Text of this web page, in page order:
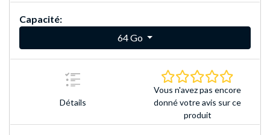
Capacité:
64 Go
Détails
Vous n'avez pas encore
donné votre avis sur ce
produit